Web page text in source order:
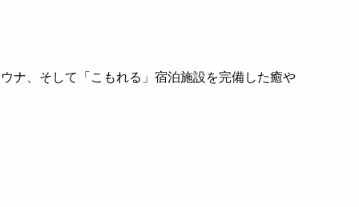
ナ、そして「こもれる」宿泊施設を完備した癒や